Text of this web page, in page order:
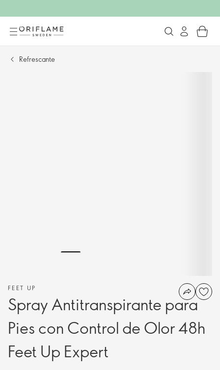
Refrescante
FEET UP
Spray Antitranspirante para
Pies con Control de Olor 48h
Feet Up Expert